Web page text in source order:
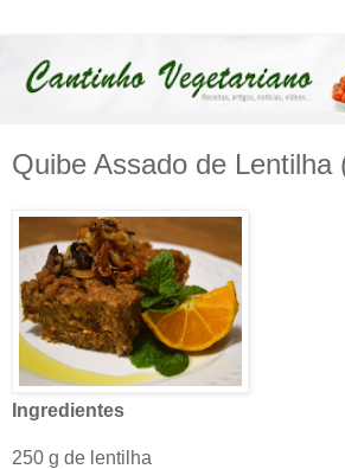
Quibe Assado de Lentilha
Ingredientes
250 g de lentilha